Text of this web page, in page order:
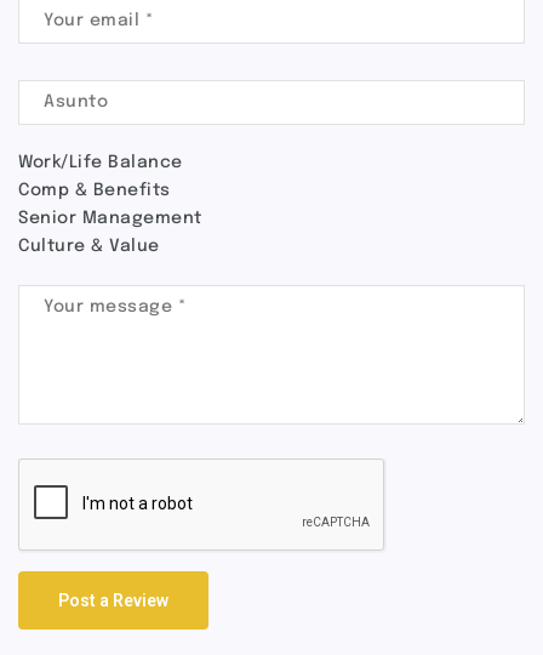
Work/Life Balance
Comp & Benefits
Senior Management
Culture & Value
Post a Review